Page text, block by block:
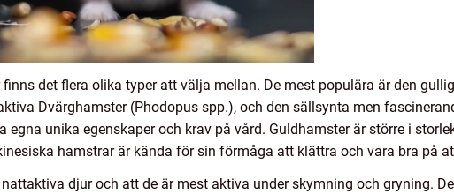
det flera olika typer att välja mellan. De mest populära är den
Dvärghamster (Phodopus spp.), och den sällsynta men
egna unika egenskaper och krav på vård. Guldhamster är större i
hamstrar är kända för sin förmåga att klättra och vara bra på
djur och att de är mest aktiva under skymning och gryning.